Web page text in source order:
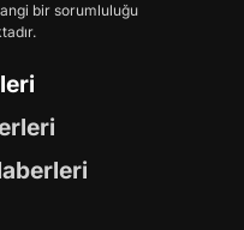
bir sorumluluğu